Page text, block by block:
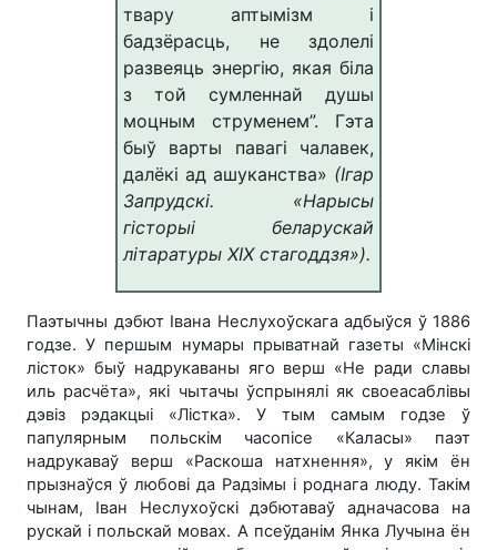
твару аптымізм і
бадзёрасць, не здолелі
развеяць энергію, якая біла
з той сумленнай душы
моцным струменем”. Гэта
быў варты павагі чалавек,
далёкі ад ашуканства» (Ігар
Запрудскі. «Нарысы
гісторыі беларускай
літаратуры ХІХ стагоддзя»).
Паэтычны дэбют Івана Неслухоўскага адбыўся ў 1886
годзе. У першым нумары прыватнай газеты «Мінскі
лісток» быў надрукаваны яго верш «Не ради славы
иль расчёта», які чытачы ўспрынялі як своеасаблівы
дэвіз рэдакцыі «Лістка». У тым самым годзе ў
папулярным польскім часопісе «Каласы» паэт
надрукаваў верш «Раскоша натхнення», у якім ён
прызнаўся ў любові да Радзімы і роднага люду. Такім
чынам, Іван Неслухоўскі дэбютаваў адначасова на
рускай і польскай мовах. А псеўданім Янка Лучына ён